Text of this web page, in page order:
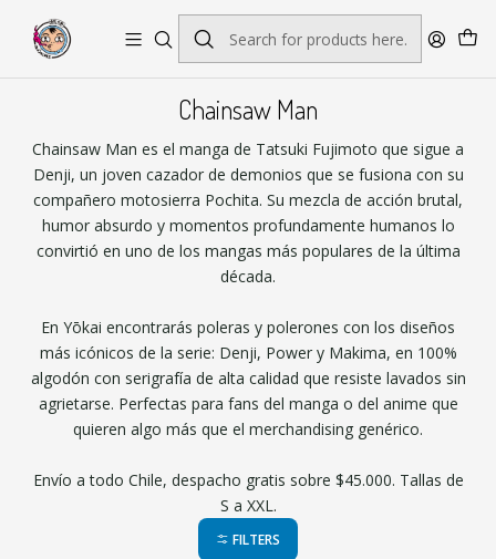
Chainsaw Man
Chainsaw Man es el manga de Tatsuki Fujimoto que sigue a
Denji, un joven cazador de demonios que se fusiona con su
compañero motosierra Pochita. Su mezcla de acción brutal,
humor absurdo y momentos profundamente humanos lo
convirtió en uno de los mangas más populares de la última
década.
En Yōkai encontrarás poleras y polerones con los diseños
más icónicos de la serie: Denji, Power y Makima, en 100%
algodón con serigrafía de alta calidad que resiste lavados sin
agrietarse. Perfectas para fans del manga o del anime que
quieren algo más que el merchandising genérico.
Envío a todo Chile, despacho gratis sobre $45.000. Tallas de
S a XXL.
FILTERS